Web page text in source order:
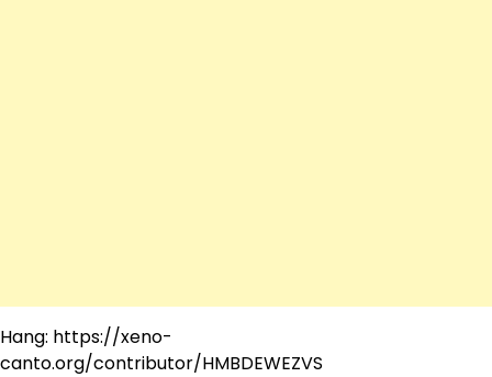
Hang: https://xeno-
canto.org/contributor/HMBDEWEZVS